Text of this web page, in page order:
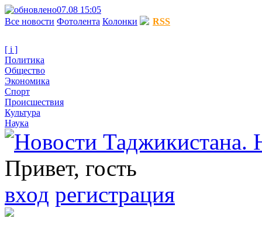
07.08 15:05
Все новости Фотолента Колонки RSS
[ i ]
Политика
Общество
Экономика
Спорт
Происшествия
Культура
Наука
Привет, гость
вход регистрация